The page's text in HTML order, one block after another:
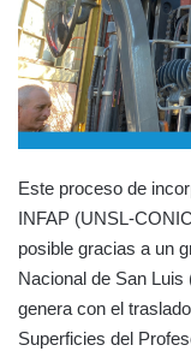
Este proceso de
INFAP (UNSL-
posible gracias a un
Nacional de San
genera con el
Superficies del